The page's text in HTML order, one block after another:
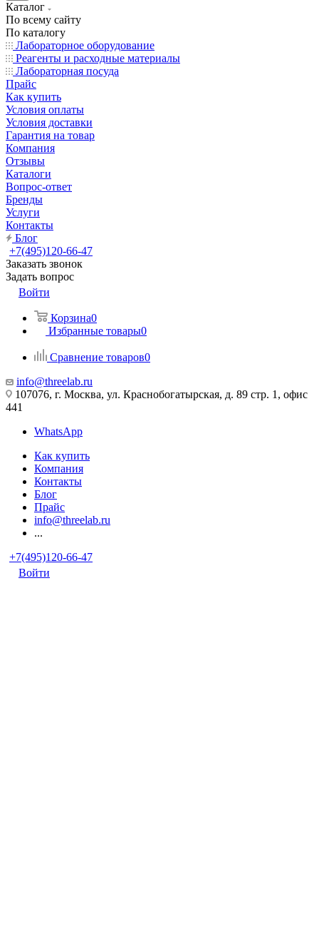
Каталог
По всему сайту
По каталогу
Лабораторное оборудование
Реагенты и расходные материалы
Лабораторная посуда
Прайс
Как купить
Условия оплаты
Условия доставки
Гарантия на товар
Компания
Отзывы
Каталоги
Вопрос-ответ
Бренды
Услуги
Контакты
Блог
+7(495)120-66-47
Заказать звонок
Задать вопрос
Войти
Корзина0
Избранные товары0
Сравнение товаров0
info@threelab.ru
107076, г. Москва, ул. Краснобогатырская, д. 89 стр. 1, офис
441
WhatsApp
Как купить
Компания
Контакты
Блог
Прайс
info@threelab.ru
...
+7(495)120-66-47
Войти